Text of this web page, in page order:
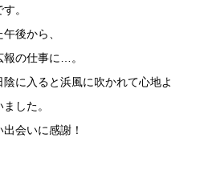
。
後から、
の仕事に…。
に入ると浜風に吹かれて心地よ
した。
会いに感謝！